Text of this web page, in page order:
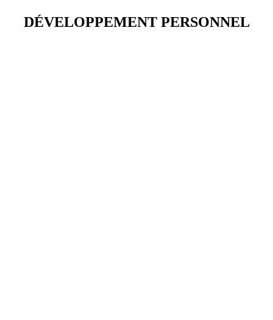
DÉVELOPPEMENT PERSONNEL